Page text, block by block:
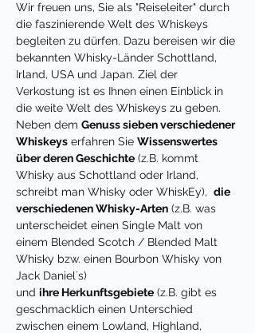
Wir freuen uns, Sie als "Reiseleiter" durch
die faszinierende Welt des Whiskeys
begleiten zu dürfen. Dazu bereisen wir die
bekannten Whisky-Länder Schottland,
Irland, USA und Japan. Ziel der
Verkostung ist es Ihnen einen Einblick in
die weite Welt des Whiskeys zu geben.
Neben dem Genuss sieben verschiedener
Whiskeys erfahren Sie Wissenswertes
über deren Geschichte (z.B. kommt
Whisky aus Schottland oder Irland,
schreibt man Whisky oder WhiskEy), die
verschiedenen Whisky-Arten (z.B. was
unterscheidet einen Single Malt von
einem Blended Scotch / Blended Malt
Whisky bzw. einen Bourbon Whisky von
Jack Daniel´s)
und ihre Herkunftsgebiete (z.B. gibt es
geschmacklich einen Unterschied
zwischen einem Lowland, Highland,